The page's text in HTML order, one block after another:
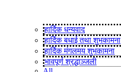
हार्दिक धन्यवाद
हार्दिक बधाई तथा शुभकामना
हार्दिक मंगलमय शुभकामना
भावपूर्ण श्रद्धाञ्जली